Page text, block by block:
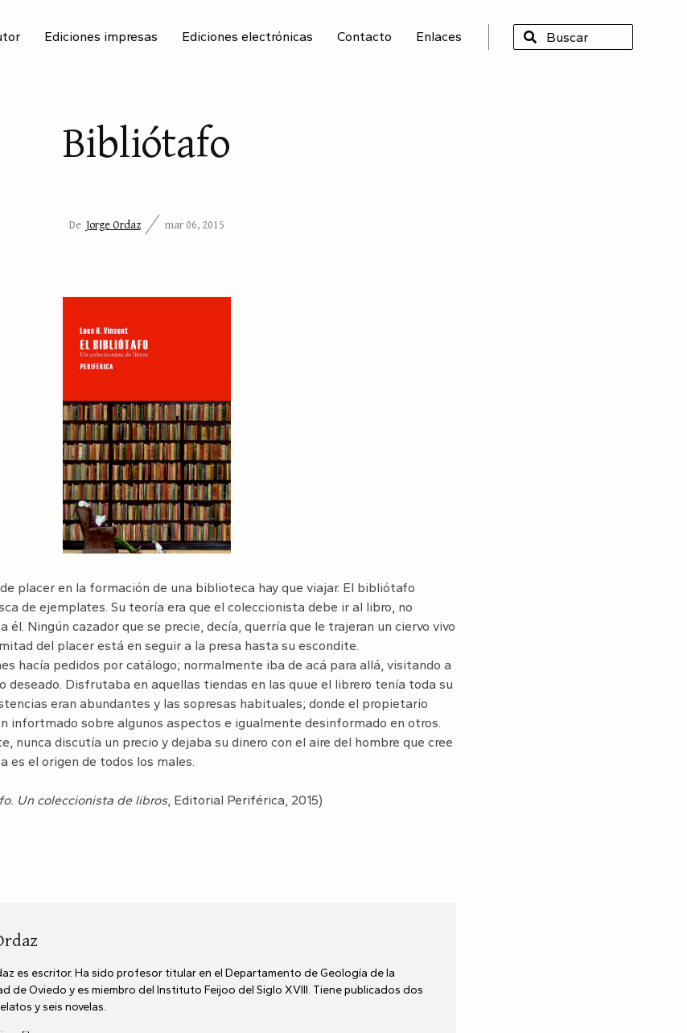
Ediciones impresas Ediciones electrónicas Contacto Enlaces
BUSCAR
Bibliótafo
De Jorge Ordaz mar 06, 2015
placer en la formación de una biblioteca hay que viajar. El bibliótafo
de ejemplates. Su teoría era que el coleccionista debe ir al libro, no
él. Ningún cazador que se precie, decía, querría que le trajeran un ciervo vivo
del placer está en seguir a la presa hasta su escondite.
hacía pedidos por catálogo; normalmente iba de acá para allá, visitando a
deseado. Disfrutaba en aquellas tiendas en las quue el librero tenía toda su
eran abundantes y las sopresas habituales; donde el propietario
infortmado sobre algunos aspectos e igualmente desinformado en otros.
nunca discutía un precio y dejaba su dinero con el aire del hombre que cree
es el origen de todos los males.
Un coleccionista de libros, Editorial Periférica, 2015)
es escritor. Ha sido profesor titular en el Departamento de Geología de la
de Oviedo y es miembro del Instituto Feijoo del Siglo XVIII. Tiene publicados dos
y seis novelas.